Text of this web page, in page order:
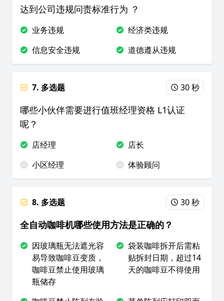
达到公司违规问责标准行为 ？
业务违规
经济类违规
信息安全违规
道德遵从违规
7. 多选题 30 秒
哪些小伙伴需要进行值班经理资格 L1认证
呢？
店经理
店长
小区经理
体验顾问
8. 多选题 30 秒
全自动咖啡机哪些使用方法是正确的？
因玻璃瓶无法遮光容
易导致咖啡豆变质，
咖啡豆禁止使用玻璃
瓶储存
袋装咖啡拆开后需粘
贴拆封日期，超过14
天的咖啡豆不得使用